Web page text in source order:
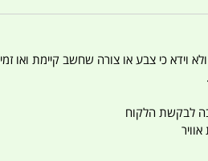
וידא כי צבע או צורה שחשב קיימת
לבקשת הלקוח